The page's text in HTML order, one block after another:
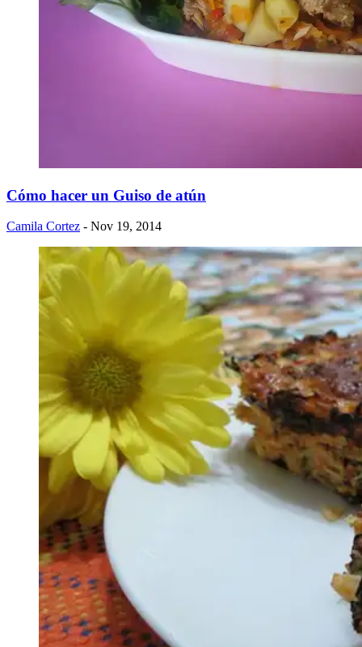
Cómo hacer un Guiso de atún
Camila Cortez - Nov 19, 2014